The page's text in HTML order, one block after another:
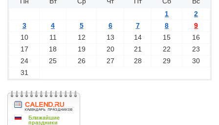
1
2
3
4 5 6 7 8
9
10
11 12 13 14 15
16
17
18 19 20 21 22
23
24
25 26 27 28 29
30
31